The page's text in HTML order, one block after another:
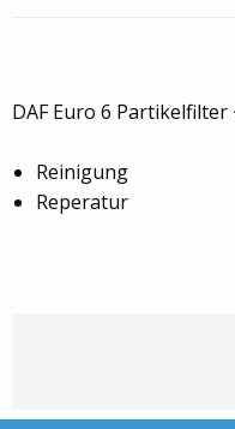
DAF Euro 6 Partikelfilter
Reinigung
Reperatur